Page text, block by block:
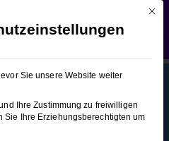
Verwerfen
3)
pleaseloginand
Mit
Sie unsere Website weiter
Ihre Zustimmung zu freiwilligen
Sie Ihre Erziehungsberechtigten um